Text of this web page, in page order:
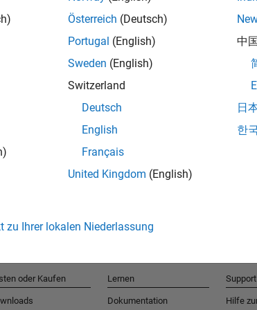
Erhalten Sie
und
Österreich (Deutsch)
Portugal (English)
Sweden (English)
Switzerland
Deutsch
English
Français
United Kingdom (English)
中国
日
한
zu Ihrer lokalen Niederlassung
oder Kaufen Lernen
Dokumentation
Support
Hilfe